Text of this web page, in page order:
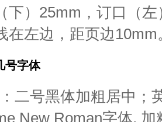
下）25mm，订口（
在左边，距页边10mm
号字体
二号黑体加粗居中；
New Roman字体,